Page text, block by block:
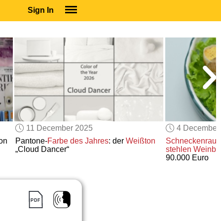
Sign In
SUBSCRIBE
EDUCATIONAL LICENSES
GIFT CARDS
OTHER LANGUAGES
ABOUT US
ALEXA
ADJUST COLORS
11 December 2025
Pantone-Farbe des Jahres: der Weißton
„Cloud Dancer“
4
Schneckenraub
stehlen
90.000 Euro